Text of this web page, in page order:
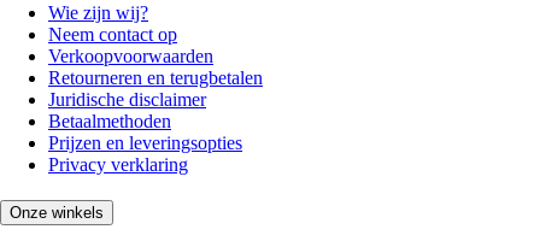
Wie zijn wij?
Neem contact op
Verkoopvoorwaarden
Retourneren en terugbetalen
Juridische disclaimer
Betaalmethoden
Prijzen en leveringsopties
Privacy verklaring
Onze winkels